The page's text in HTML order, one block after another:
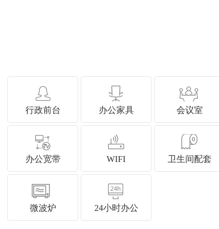
行政前台 办公家具 会议室
办公宽带 WIFI 卫生间配套
微波炉 24小时办公